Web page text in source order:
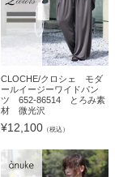
CLOCHE/クロシェ モダ
ールイージーワイドパン
ツ 652-86514 とろみ素
材 微光沢
¥12,100（税込）